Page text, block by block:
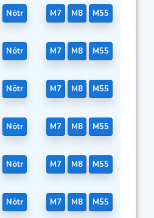
Nötr M7 M8 M55
Nötr M7 M8 M55
Nötr M7 M8 M55
Nötr M7 M8 M55
Nötr M7 M8 M55
Nötr M7 M8 M55